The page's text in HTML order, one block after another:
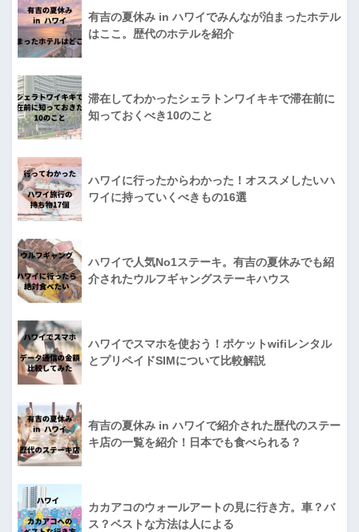
有吉の夏休み in ハワイでみんなが泊まったホテル
はここ。歴代のホテルを紹介
滞在してわかったシェラトンワイキキで滞在前に
知っておくべき10のこと
ハワイに行ったからわかった！オススメしたいハ
ワイに持っていくべきもの16選
ハワイで人気No1ステーキ。有吉の夏休みでも紹
介されたウルフギャングステーキハウス
ハワイでスマホを使おう！ポケットwifiレンタル
とプリペイドSIMについて比較解説
有吉の夏休み in ハワイで紹介された歴代のステー
キ店の一覧を紹介！日本でも食べられる？
カカアコのウォールアートの見に行き方。車？バ
ス？ベストな方法は人による